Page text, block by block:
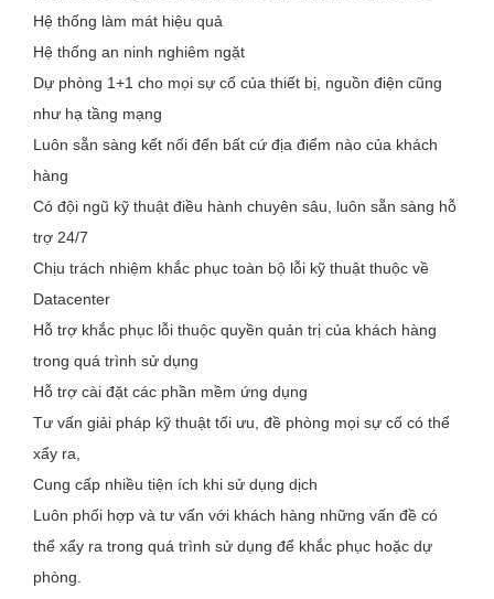
Hệ thống làm mát hiệu quả
Hệ thống an ninh nghiêm ngặt
Dự phòng 1+1 cho mọi sự cố của thiết bị, nguồn điện cũng
như hạ tầng mạng
Luôn sẵn sàng kết nối đến bất cứ địa điểm nào của khách
hàng
Có đội ngũ kỹ thuật điều hành chuyên sâu, luôn sẵn sàng hỗ
trợ 24/7
Chịu trách nhiệm khắc phục toàn bộ lỗi kỹ thuật thuộc về
Datacenter
Hỗ trợ khắc phục lỗi thuộc quyền quản trị của khách hàng
trong quá trình sử dụng
Hỗ trợ cài đặt các phần mềm ứng dụng
Tư vấn giải pháp kỹ thuật tối ưu, đề phòng mọi sự cố có thể
xẩy ra,
Cung cấp nhiều tiện ích khi sử dụng dịch
Luôn phối hợp và tư vấn với khách hàng những vấn đề có
thể xẩy ra trong quá trình sử dụng để khắc phục hoặc dự
phòng.